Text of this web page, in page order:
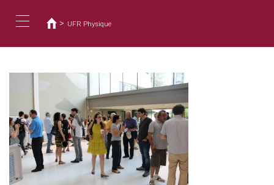
容
navigation
在
這
裡
> UFR Physique